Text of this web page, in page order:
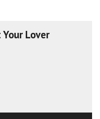
Lover